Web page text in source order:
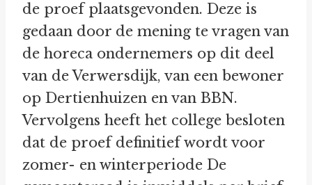
de proef plaatsgevonden. Deze is
gedaan door de mening te vragen van
de horeca ondernemers op dit deel
van de Verwersdijk, van een bewoner
op Dertienhuizen en van BBN.
Vervolgens heeft het college besloten
dat de proef definitief wordt voor
zomer- en winterperiode De